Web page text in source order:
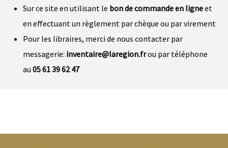
Sur ce site en utilisant le bon de commande en ligneet
en effectuant un règlement par chèque ou par virement
Pour les libraires, merci de nous contacter par
messagerie: inventaire@laregion.frou par téléphone
au 05 61 39 62 47